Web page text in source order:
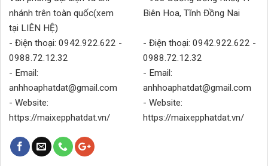
nhánh trên toàn quốc(xem
tại LIÊN HỆ)
- Điện thoại: 0942.922.622 -
0988.72.12.32
- Email:
anhhoaphatdat@gmail.com
- Website:
https://maixepphatdat.vn/
Biên Hoa, Tĩnh Đồng Nai
- Điện thoại: 0942.922.622 -
0988.72.12.32
- Email:
anhhoaphatdat@gmail.com
- Website:
https://maixepphatdat.vn/